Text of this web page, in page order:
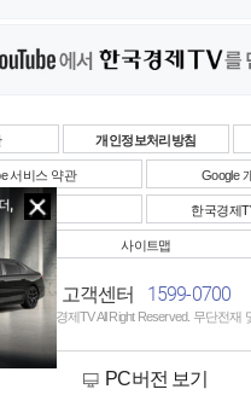
개인정보처리방침
서비스 약관 Google
자정보 한국경제
사이트맵
고객센터 1599-0700
© 한국경제TV All Right Reserved. 무단전재
PC버전 보기